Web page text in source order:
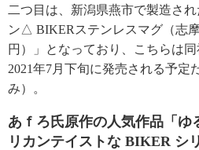
二つ目は、新潟県燕市で製造さ
ン△ BIKERステンレスマグ（志
円）」となっており、こちらは
2021年7月下旬に発売される予定
み）。
あｆろ氏原作の人気作品「
リカンテイストな BIKER シ